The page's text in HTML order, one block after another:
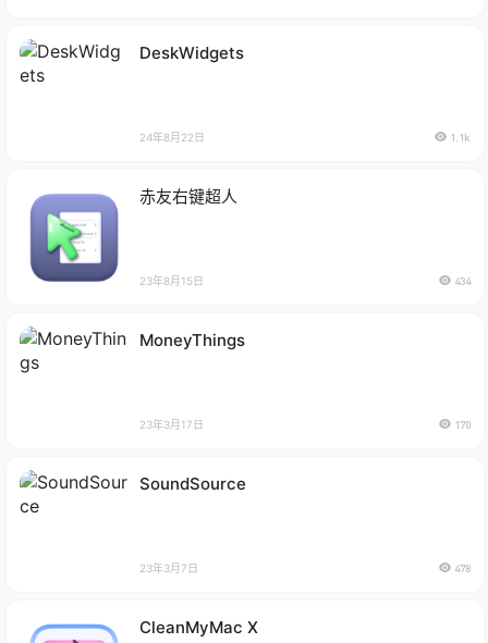
DeskWidgets
24年8月22日 1.1k
赤友右键超人
23年8月15日 434
MoneyThings
23年3月17日 170
SoundSource
23年3月7日 478
CleanMyMac X